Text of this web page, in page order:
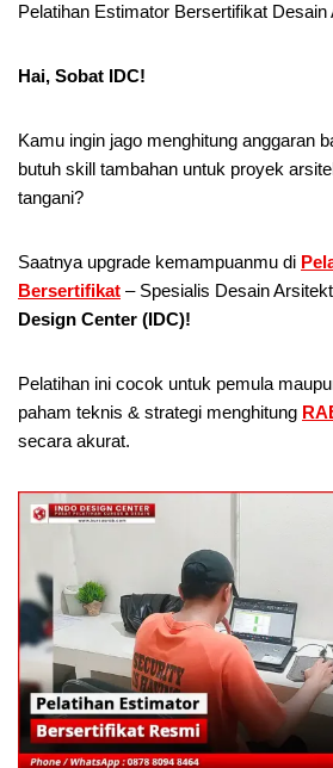
Pelatihan Estimator Bersertifikat
Hai, Sobat IDC!
Kamu ingin jago menghitung anggaran
butuh skill tambahan untuk proyek
tangani?
Saatnya upgrade kemampuanmu di
Bersertifikat – Spesialis Desain
Design Center (IDC)!
Pelatihan ini cocok untuk pemula
paham teknis & strategi menghitung
secara akurat.